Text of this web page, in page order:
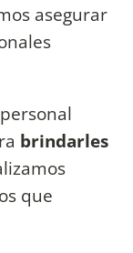
asegurar
brindarles
que